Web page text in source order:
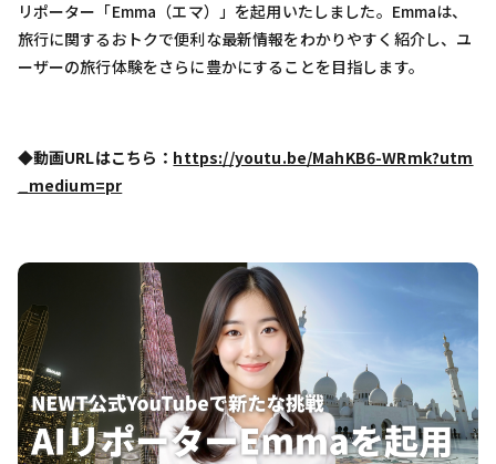
リポーター「Emma（エマ）」を起用いたしました。Emmaは、
旅行に関するおトクで便利な最新情報をわかりやすく紹介し、ユ
ーザーの旅行体験をさらに豊かにすることを目指します。
◆動画URLはこちら： https://youtu.be/MahKB6-WRmk?utm
_medium=pr